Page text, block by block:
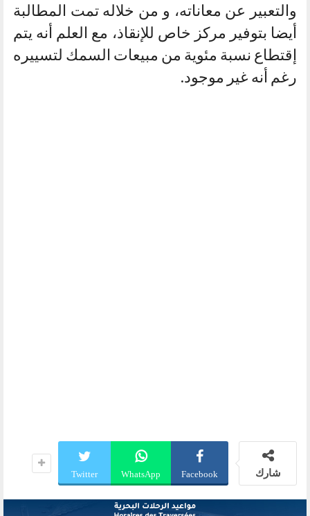
والتعبير عن معاناته، و من خلاله تمت المطالبة
أيضا بتوفير مركز خاص للإنقاذ، مع العلم أنه يتم
إقتطاع نسبة مئوية من مبيعات السمك لتسييره
رغم أنه غير موجود.
شارك Facebook
WhatsApp
Twitter